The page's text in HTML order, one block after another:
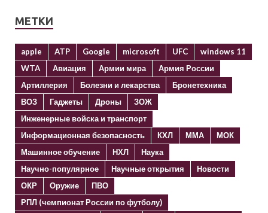
МЕТКИ
apple ATP Google microsoft UFC
windows 11
WTA
Авиация Армии мира
Армия России
Артиллерия
Болезни и лекарства
Бронетехника
ВОЗ
Гаджеты Дроны
ЗОЖ
Инженерные войска и транспорт
Информационная безопасность
КХЛ ММА
МОК
Машинное обучение
НХЛ
Наука
Научно-популярное
Научные открытия
Новости
ОКР
Оружие
ПВО
РПЛ (чемпионат России по футболу)